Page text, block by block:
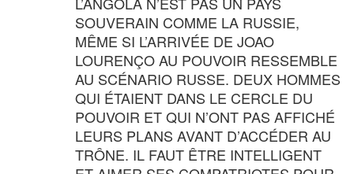
SOUVERAIN COMME LA RUSSIE,
MÊME SI L’ARRIVÉE DE JOAO
LOURENÇO AU POUVOIR RESSEMBLE
AU SCÉNARIO RUSSE. DEUX HOMMES
QUI ÉTAIENT DANS LE CERCLE DU
POUVOIR ET QUI N’ONT PAS AFFICHÉ
LEURS PLANS AVANT D’ACCÉDER AU
TRÔNE. IL FAUT ÊTRE INTELLIGENT